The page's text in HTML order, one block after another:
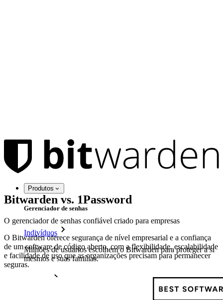
Produtos
Gerenciador de senhas
Indivíduos
Milhões de usuários escolhem o Bitwarden para proteger a si
mesmos e suas famílias.
Bitwarden vs. 1Password
O gerenciador de senhas confiável criado para empresas
O Bitwarden oferece segurança de nível empresarial e a confiança
de um software de código aberto, com a flexibilidade, escalabilidade
e facilidade de uso que as organizações precisam para permanecer
seguras.